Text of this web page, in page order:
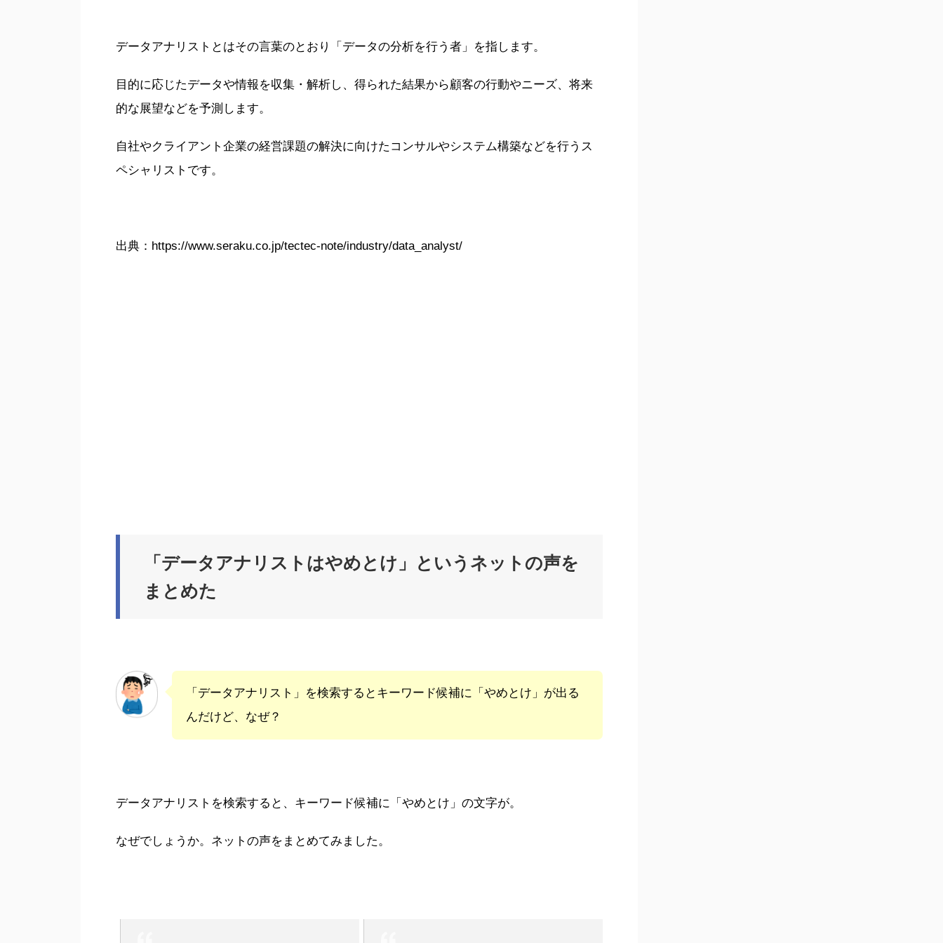
データアナリストとはその言葉のとおり「データの分析を行う者」を指します。
目的に応じたデータや情報を収集・解析し、得られた結果から顧客の行動やニーズ、将来
的な展望などを予測します。
自社やクライアント企業の経営課題の解決に向けたコンサルやシステム構築などを行うス
ペシャリストです。
出典：https://www.seraku.co.jp/tectec-note/industry/data_analyst/
「データアナリストはやめとけ」というネットの声を
まとめた
「データアナリスト」を検索するとキーワード候補に「やめとけ」が出る
んだけど、なぜ？
データアナリストを検索すると、キーワード候補に「やめとけ」の文字が。
なぜでしょうか。ネットの声をまとめてみました。